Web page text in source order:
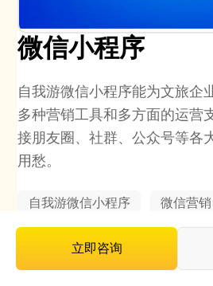
微信小程序
自我游微信小程序能为文旅企
多种营销工具和多方面的运营
接朋友圈、社群、公众号等各
用愁。
自我游微信小程序 微信营销
立即咨询